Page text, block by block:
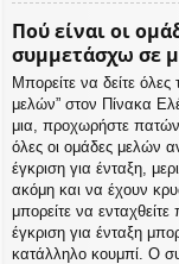
Πού είναι οι
συμμετάσχω σε
Μπορείτε να δείτε
μελών” στον Πίνακα
μια, προχωρήστε
όλες οι ομάδες μελών
έγκριση για ένταξη,
ακόμη και να έχουν
μπορείτε να
έγκριση για ένταξη
κατάλληλο κουμπί. Ο